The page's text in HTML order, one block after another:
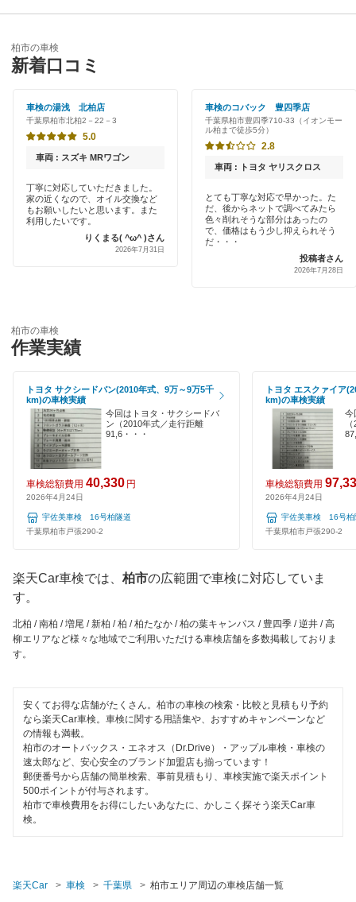
安房郡
夷隅郡
いすみ市
市川市
市原市
印旛郡
香取郡
鎌ケ谷市
鴨川市
木更津市
君津市
佐倉市
山武市
白井市
館山市
銚子市
長生郡
東金市
流山市
特典あり
新車初回割りあり
早割りあり
クレジットカードOK
土日祝OK
ハイブリッド車OK
EV車OK
120分以内の車検
1日車検
夜間受付
整備保証
コンピューター診断
閉じる
「車検の速太郎」
アップル車検
オートバックス
出光リテール車検
伊藤忠エネクス
イデックス車検
アーリー車検
車検のコバック
GTNET×カフェ車検
キグナス車検
ホリデー車検
ヤジマ石油車検
出光興産「らくらく安心車検」
アクセル車検
日産自動車販売
エネフリ車検
安心WE！車検
柏市の車検
新着口コミ
車検の湯浅 北柏店
千葉県柏市北柏2－22－3
5.0
車両 : スズキ MRワゴン
丁寧に対応していただきました。
家の近くなので、オイル交換など
もお願いしたいと思います。また
利用したいです。
りくまる( ^ω^ )さん
2026年7月31日
車検のコバック 豊四季店
千葉県柏市豊四季710-33（イオンモー
ル柏まで徒歩5分）
2.8
車両 : トヨタ ヤリスクロス
とても丁寧な対応で早かった。た
だ、後からネットで調べてみたら
色々削れそうな部分はあったの
で、価格はもう少し抑えられそう
だ・・・
投稿者さん
2026年7月28日
柏市の車検
作業実績
トヨタ サクシードバン(2010年式、9万～9万5千
km)の車検実績
今回はトヨタ・サクシードバ
ン（2010年式／走行距離
91,6・・・
車検総額費用 40,330 円
2026年4月24日
宇佐美車検 16号柏隧道
千葉県柏市戸張290-2
トヨタ エスクァイア
km)の車検実績
今
車検総額費用
2026年4月24日
宇佐美車検 16号柏
千葉県柏市戸張290-2
楽天Car車検では、 柏市の広範囲で車検に対応していま
す。
北柏 / 南柏 / 増尾 / 新柏 / 柏 / 柏たなか / 柏の葉キャンパス / 豊四季 / 逆井 / 高
柳エリアなど様々な地域でご利用いただける車検店舗を多数掲載しておりま
す。
安くてお得な店舗がたくさん。柏市の車検の検索・比較と見積もり予約
なら楽天Car車検。車検に関する用語集や、おすすめキャンペーンなど
の情報も満載。
柏市のオートバックス・エネオス（Dr.Drive）・アップル車検・車検の
速太郎など、安心安全のブランド加盟店も揃っています！
郵便番号から店舗の簡単検索、事前見積もり、車検実施で楽天ポイント
500ポイントが付与されます。
柏市で車検費用をお得にしたいあなたに、かしこく探そう楽天Car車
検。
楽天Car 車検 千葉県 柏市エリア周辺の車検店舗一覧